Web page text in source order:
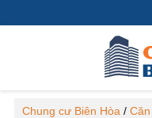
Chung cư Biên Hòa /